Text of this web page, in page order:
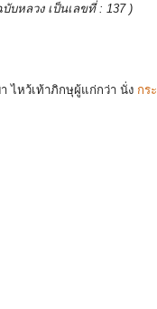
บหลวง เป็นเลขที่ : 137 )
า ไหว้เท้าภิกษุผู้แก่กว่า นั่ง กระ